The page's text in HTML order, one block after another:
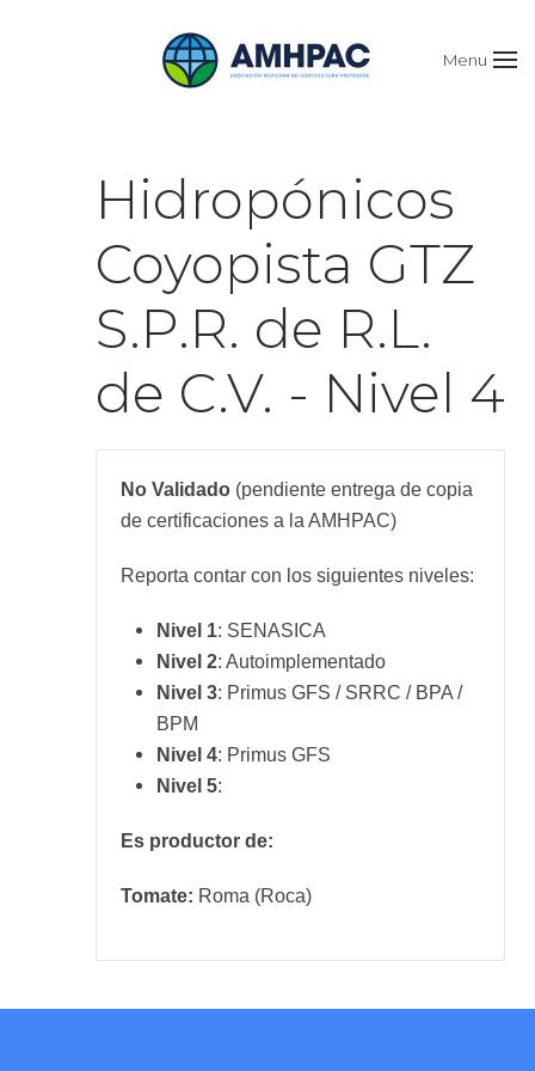
Menu
Hidropónicos
Coyopista GTZ
S.P.R. de R.L.
de C.V. - Nivel 4
No Validado (pendiente entrega de copia
de certificaciones a la AMHPAC)
Reporta contar con los siguientes niveles:
Nivel 1: SENASICA
Nivel 2: Autoimplementado
Nivel 3: Primus GFS / SRRC / BPA /
BPM
Nivel 4: Primus GFS
Nivel 5:
Es productor de:
Tomate: Roma (Roca)